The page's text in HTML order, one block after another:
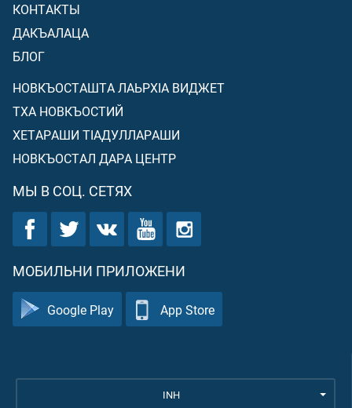
КОНТАКТЫ
ДАКЪАЛАЦА
БЛОГ
НОВКЪОСТАШТА ЛАЬРХIА ВИДЖЕТ
ТХА НОВКЪОСТИЙ
ХЕТАРАШИ ТIАДУЛЛАРАШИ
НОВКЪОСТАЛ ДАРА ЦЕНТР
МЫ В СОЦ. СЕТЯХ
МОБИЛЬНИ ПРИЛОЖЕНИ
Google Play App Store
INH